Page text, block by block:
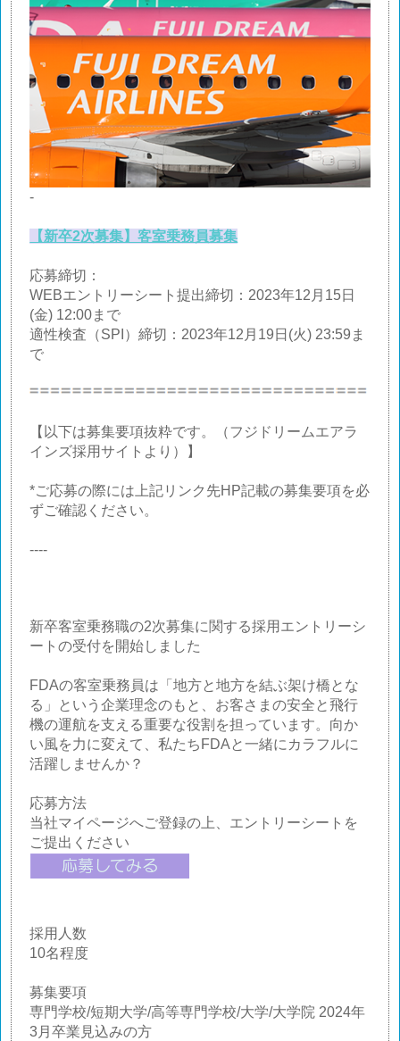
-
【新卒2次募集】客室乗務員募集
応募締切：
WEBエントリーシート提出締切：2023年12月15日
(金) 12:00まで
適性検査（SPI）締切：2023年12月19日(火) 23:59ま
で
【以下は募集要項抜粋です。（フジドリームエアラ
インズ採用サイトより）】
*ご応募の際には上記リンク先HP記載の募集要項を必
ずご確認ください。
----
新卒客室乗務職の2次募集に関する採用エントリーシ
ートの受付を開始しました
FDAの客室乗務員は「地方と地方を結ぶ架け橋とな
る」という企業理念のもと、お客さまの安全と飛行
機の運航を支える重要な役割を担っています。向か
い風を力に変えて、私たちFDAと一緒にカラフルに
活躍しませんか？
応募方法
当社マイページへご登録の上、エントリーシートを
ご提出ください
採用人数
10名程度
募集要項
専門学校/短期大学/高等専門学校/大学/大学院 2024年
3月卒業見込みの方